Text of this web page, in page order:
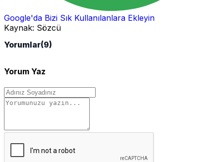
Google'da Bizi Sık Kullanılanlara Ekleyin
Kaynak: Sözcü
Yorumlar(9)
Yorum Yaz